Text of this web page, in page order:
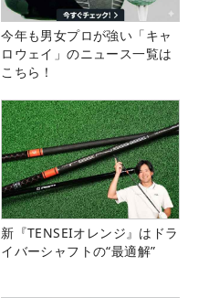
今年も男女プロが強い「キャ
ロウェイ」のニュース一覧は
こちら！
新『TENSEIオレンジ』はドラ
イバーシャフトの“最適解”